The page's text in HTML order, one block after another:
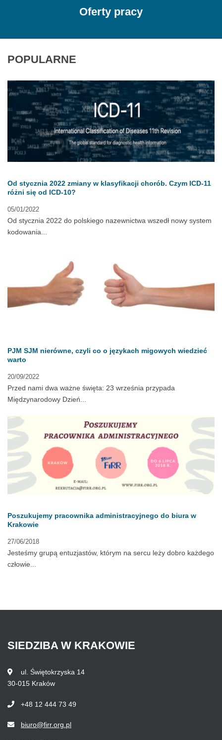
Oferty pracy
POPULARNE
Od stycznia 2022 zmiany w klasyfikacji chorób. Czym ICD-11
różni się od ICD-10?
05/01/2022
Od stycznia 2022 do polskiego nazewnictwa wszedł nowy system
kodowania...
PJM SJM nierówne, czyli co o językach migowych wiedzieć
warto
20/09/2022
Przed nami dwa ważne święta: 23 września przypada
Międzynarodowy Dzień...
Poszukujemy pracownika administracyjnego do biura w
Krakowie
27/06/2018
Jesteśmy grupą entuzjastów, którym na sercu leży dobro każdego
człowie...
SIEDZIBA W KRAKOWIE
ul. Świętokrzyska 14
30-015 Kraków
+48 12 444 73 49
biuro@firr.org.pl